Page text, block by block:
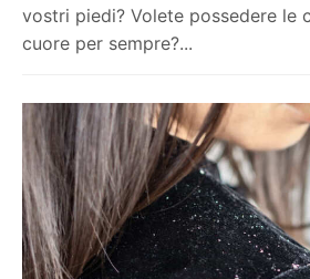
vostri piedi? Volete possedere le
cuore per sempre?...